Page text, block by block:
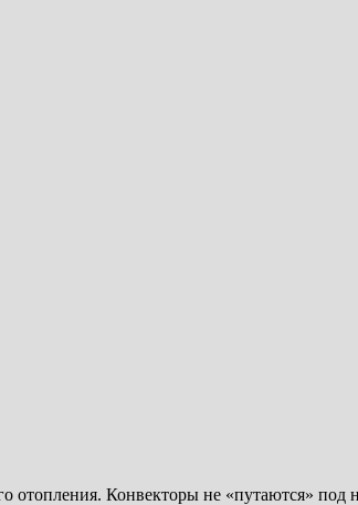
отопления. Конвекторы не «путаются»